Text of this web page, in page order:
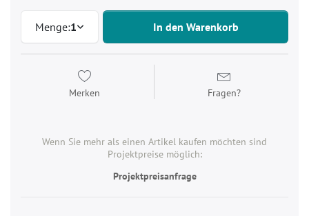
Menge:1 In den Warenkorb
Merken Fragen?
Wenn Sie mehr als einen Artikel kaufen möchten sind
Projektpreise möglich:
Projektpreisanfrage